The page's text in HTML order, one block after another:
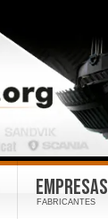
EMPRESAS
FABRICANTES